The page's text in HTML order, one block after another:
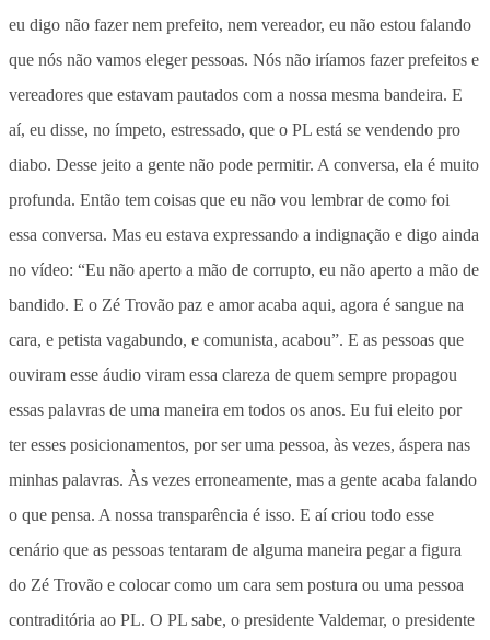
eu digo não fazer nem prefeito, nem vereador, eu não estou falando
que nós não vamos eleger pessoas. Nós não iríamos fazer prefeitos e
vereadores que estavam pautados com a nossa mesma bandeira. E
aí, eu disse, no ímpeto, estressado, que o PL está se vendendo pro
diabo. Desse jeito a gente não pode permitir. A conversa, ela é muito
profunda. Então tem coisas que eu não vou lembrar de como foi
essa conversa. Mas eu estava expressando a indignação e digo ainda
no vídeo: “Eu não aperto a mão de corrupto, eu não aperto a mão de
bandido. E o Zé Trovão paz e amor acaba aqui, agora é sangue na
cara, e petista vagabundo, e comunista, acabou”. E as pessoas que
ouviram esse áudio viram essa clareza de quem sempre propagou
essas palavras de uma maneira em todos os anos. Eu fui eleito por
ter esses posicionamentos, por ser uma pessoa, às vezes, áspera nas
minhas palavras. Às vezes erroneamente, mas a gente acaba falando
o que pensa. A nossa transparência é isso. E aí criou todo esse
cenário que as pessoas tentaram de alguma maneira pegar a figura
do Zé Trovão e colocar como um cara sem postura ou uma pessoa
contraditória ao PL. O PL sabe, o presidente Valdemar, o presidente